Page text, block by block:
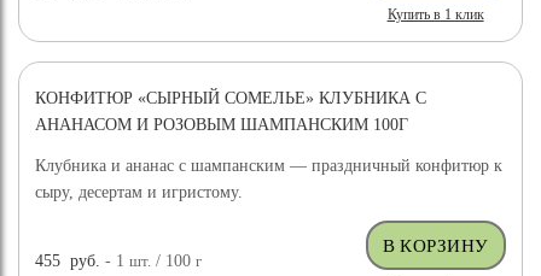
Купить в 1 клик
КОНФИТЮР «СЫРНЫЙ СОМЕЛЬЕ» КЛУБНИКА С
АНАНАСОМ И РОЗОВЫМ ШАМПАНСКИМ 100Г
Клубника и ананас с шампанским — праздничный конфитюр к
сыру, десертам и игристому.
455 руб. - 1шт. / 100г